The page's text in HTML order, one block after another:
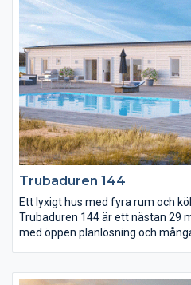
i trädgården när du lagar mat.
Trubaduren 144
Ett lyxigt hus med fyra rum och
Trubaduren 144 är ett nästan 29
med öppen planlösning och
och gott om arbetsyta och